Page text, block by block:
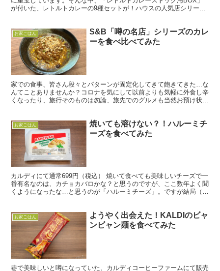
が付いた、レトルトカレーの9種セットが！ハウスの人気店シリーズ
お家ごはん
S&B「噂の名店」シリーズのカレ
ーを食べ比べてみた
家での食事、皆さん段々とパターンが固定化してきて飽きてきた…な
んてことありませんか？コロナを気にして以前よりも気軽に外食し辛
くなったり、旅行そのものは勿論、旅先でのグルメも当然お預け状
お家ごはん
焼いても溶けない？！ハルーミチ
ーズを食べてみた
カルディにて通常699円（税込） 焼いて食べても美味しいチーズで一
番有名なのは、カチョカバロかな？と思うのですが、ここ数年よく聞
くようになったな…と思うのが「ハルーミチーズ」。ですが結局（意
お家ごはん
ようやく出会えた！KALDIのビャ
ンビャン麺を食べてみた
巷で美味しいと噂になっていた、カルディコーヒーファームにて販売